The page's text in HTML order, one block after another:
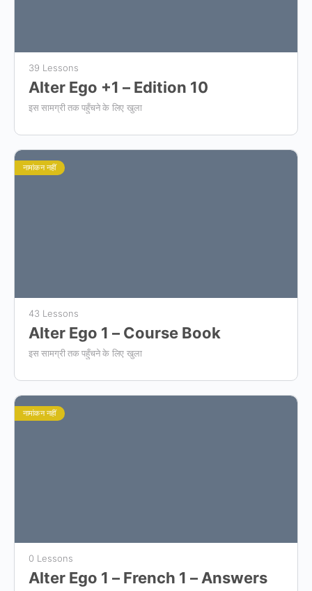
39 Lessons
Alter Ego +1 – Edition 10
इस सामग्री तक पहुँचने के लिए खुला
नामांकन नहीं
43 Lessons
Alter Ego 1 – Course Book
इस सामग्री तक पहुँचने के लिए खुला
नामांकन नहीं
0 Lessons
Alter Ego 1 – French 1 – Answers